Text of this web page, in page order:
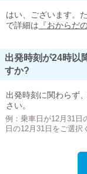
はい、ございます。
で詳細は 『おからだ
出発時刻が24時以
すか?
出発時刻に関わらず
さい。
例：乗車日が12月31日
日の12月31日をご選択